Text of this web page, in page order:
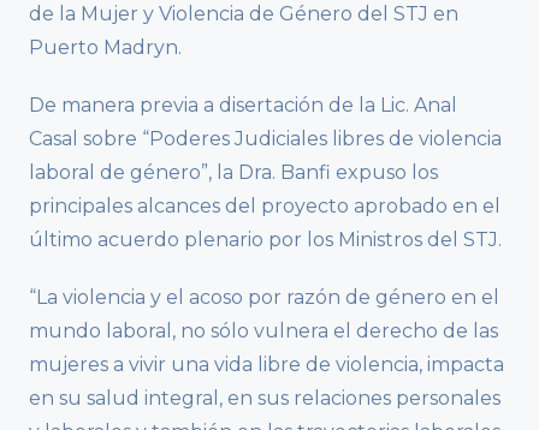
de la Mujer y Violencia de Género del STJ en
Puerto Madryn.
De manera previa a disertación de la Lic. Anal
Casal sobre “Poderes Judiciales libres de violencia
laboral de género”, la Dra. Banfi expuso los
principales alcances del proyecto aprobado en el
último acuerdo plenario por los Ministros del STJ.
“La violencia y el acoso por razón de género en el
mundo laboral, no sólo vulnera el derecho de las
mujeres a vivir una vida libre de violencia, impacta
en su salud integral, en sus relaciones personales